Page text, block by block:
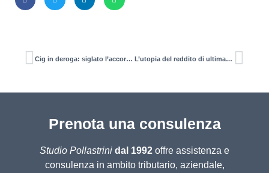
Cig in deroga: siglato l’accordo Regione Lazio-parti sociali L’utopia del reddito di ultima istanza
Prenota una consulenza
Studio Pollastrini dal 1992 offre assistenza e
consulenza in ambito tributario, aziendale,